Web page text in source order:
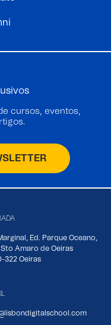
cursos, eventos,
Ed. Parque Oceano,
Sto Amaro de Oeiras
322 Oeiras